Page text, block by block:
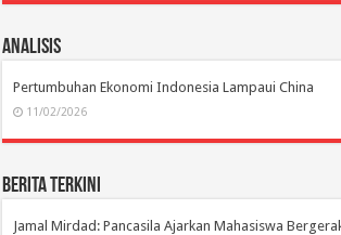
Analisis
Pertumbuhan Ekonomi Indonesia Lampaui China
11/02/2026
Berita Terkini
Jamal Mirdad: Pancasila Ajarkan Mahasiswa